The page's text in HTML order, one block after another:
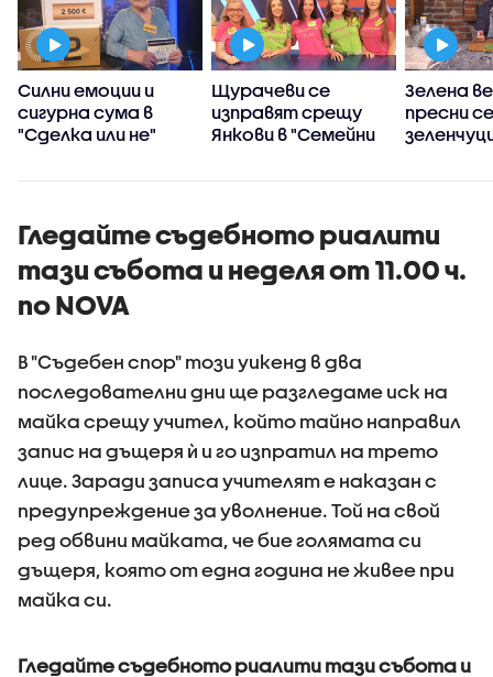
Силни емоции и
сигурна сума в
"Сделка или не"
Щурачеви се
изправят срещу
Янкови в "Семейни
Зелена
пресни
Гледайте съдебното риалити
тази събота и неделя от 11.00 ч.
по NOVA
В "Съдебен спор" този уикенд в два
последователни дни ще разгледаме иск на
майка срещу учител, който тайно направил
запис на дъщеря ѝ и го изпратил на трето
лице. Заради записа учителят е наказан с
предупреждение за уволнение. Той на свой
ред обвини майката, че бие голямата си
дъщеря, която от една година не живее при
майка си.
Гледайте съдебното риалити тази събота и